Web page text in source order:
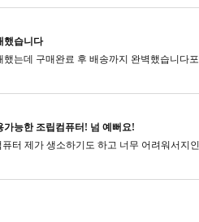
했습니다
가능한 조립컴퓨터! 넘 예뻐요!